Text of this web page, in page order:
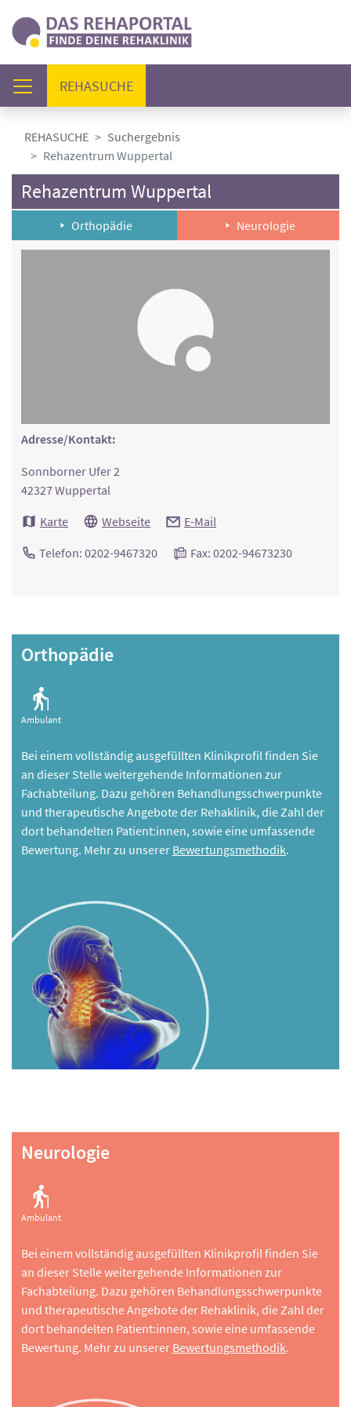
REHASUCHE(AKTUELL)
REHASUCHE
Suchergebnis
Rehazentrum Wuppertal
Rehazentrum Wuppertal
Orthopädie Neurologie
Adresse/Kontakt:
Sonnborner Ufer 2
42327 Wuppertal
Karte
Webseite E-Mail
Telefon: 0202-9467320 Fax: 0202-94673230
Orthopädie
Ambulant
Bei einem vollständig ausgefüllten Klinikprofil finden Sie
an dieser Stelle weitergehende Informationen zur
Fachabteilung. Dazu gehören Behandlungsschwerpunkte
und therapeutische Angebote der Rehaklinik, die Zahl der
dort behandelten Patient:innen, sowie eine umfassende
Bewertung. Mehr zu unserer Bewertungsmethodik.
Neurologie
Ambulant
Bei einem vollständig ausgefüllten Klinikprofil finden Sie
an dieser Stelle weitergehende Informationen zur
Fachabteilung. Dazu gehören Behandlungsschwerpunkte
und therapeutische Angebote der Rehaklinik, die Zahl der
dort behandelten Patient:innen, sowie eine umfassende
Bewertung. Mehr zu unserer Bewertungsmethodik.